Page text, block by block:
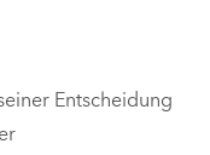
Entscheidung